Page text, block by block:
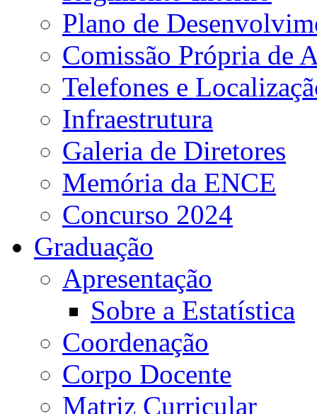
Plano de
Comissão Própria de
Telefones e
Infraestrutura
Galeria de Diretores
Memória da ENCE
Concurso 2024
Graduação
Apresentação
Sobre a Estatística
Coordenação
Corpo Docente
Matriz Curricular